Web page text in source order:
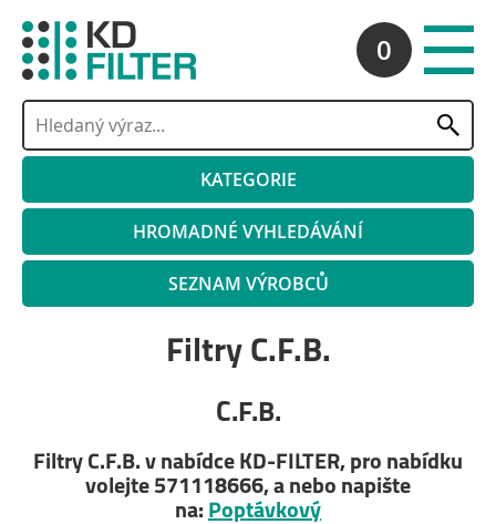
0
KATEGORIE
HROMADNÉ VYHLEDÁVÁNÍ
SEZNAM VÝROBCŮ
Filtry C.F.B.
C.F.B.
Filtry C.F.B. v nabídce KD-FILTER, pro nabídku
volejte 571118666, a nebo napište
na: Poptávkový